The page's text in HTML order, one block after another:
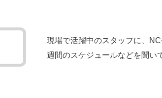
現場で活躍中のスタッフに、
週間のスケジュールなどを聞い